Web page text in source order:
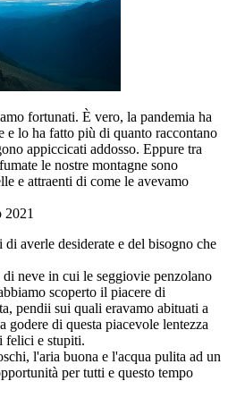
fortunati. È vero, la pandemia ha
e lo ha fatto più di quanto raccontano
appiccicati addosso. Eppure tra
le nostre montagne sono
e attraenti di come le avevamo
averle desiderate e del bisogno che
neve in cui le seggiovie penzolano
scoperto il piacere di
pendii sui quali eravamo abituati a
godere di questa piacevole lentezza
felici e stupiti.
l'aria buona e l'acqua pulita ad un
per tutti e questo tempo